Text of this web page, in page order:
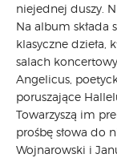
niejednej duszy.
Na album składa
klasyczne dzieła,
salach
Angelicus,
poruszające
Towarzyszą im
prośbę słowa do
Wojnarowski i